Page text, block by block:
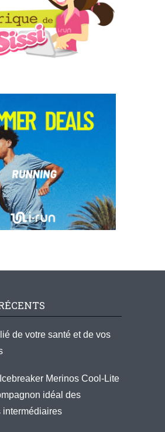
de votre santé et de vos
Merinos Cool-Lite
idéal des
intermédiaires